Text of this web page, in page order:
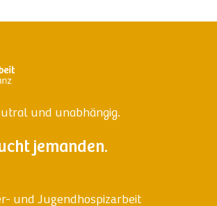
und unabhängig.
jemanden.
und Jugendhospizarbeit